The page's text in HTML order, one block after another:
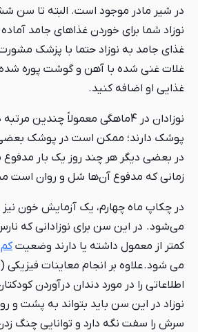
در شیر مادر موجود است. البته تا سن
نوزاد شما برای خوردن غذاهای جامد
غذای جامد به نوزاد حتما با پزشک
غلات غنی شده با آهن و گوشت پوره شده
غذایی او اضافه کنید.
نوزادان در 4ماهگی معمولاً چندین
پوشک دارند؛ ممکن است در پوشک بعضی
در بعضی دیگر هر چند روز یک بار مدفوع
زمانی که مدفوع آن‌ها شل و روان است
در چکاپ ماه چهارم، یک آزمایش خون نیز
می‌شود. در این سن برای نوزادانی که
کمتر از معمول داشته‌ یا دارند وضعیت
می شود. علاوه بر انجام معاینات
اطلاعاتی را در مورد دندان درآوردن
نوزاد در این سن باید بتواند به پشت و
سرش را سفت نگه دارد و توانایی چنگ زدن